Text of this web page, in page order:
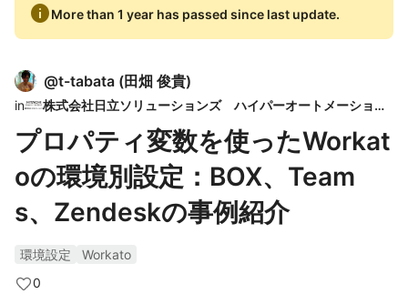
infoMore than 1 year has passed since last update.
@t-tabata (田畑 俊貴)
in 株式会社日立ソリューションズ ハイパーオートメーションコミュニティ
プロパティ変数を使ったWorkat
oの環境別設定：BOX、Team
s、Zendeskの事例紹介
環境設定
Workato
0